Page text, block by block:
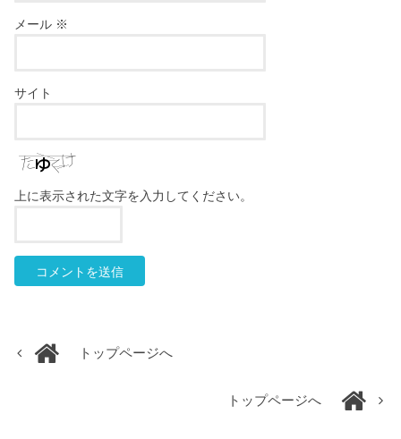
メール ※
サイト
上に表示された文字を入力してください。
トップページへ
トップページへ